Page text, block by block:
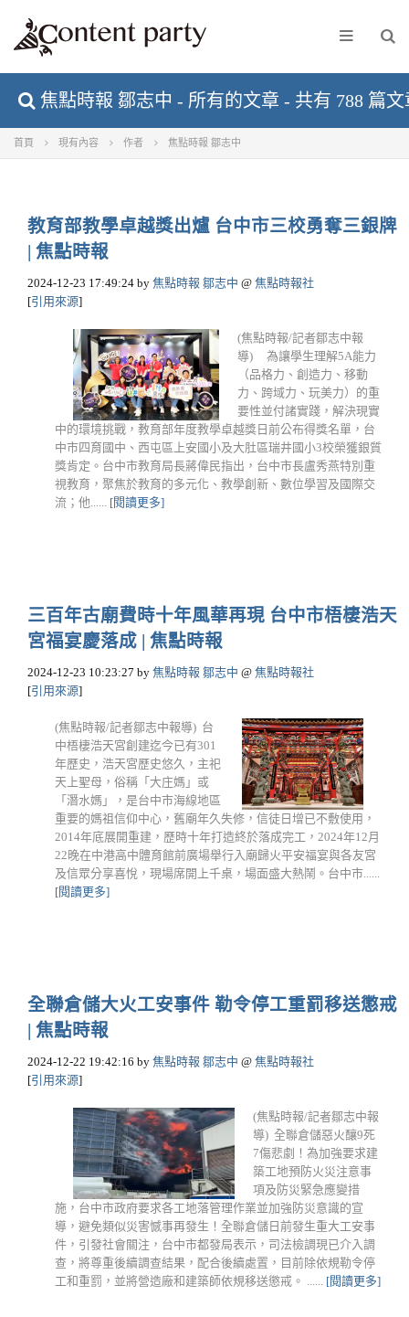
焦點時報 鄒志中 - 所有的文章 - 共有 788 篇文
首頁 現有內容 作者 焦點時報 鄒志中
教育部教學卓越獎出爐 台中市三校勇奪三銀牌
| 焦點時報
2024-12-23 17:49:24 by 焦點時報 鄒志中 @ 焦點時報社
[引用來源]
(焦點時報/記者鄒志中報
導) 為讓學生理解5A能力
（品格力、創造力、移動
力、跨域力、玩美力）的重
要性並付諸實踐，解決現實
中的環境挑戰，教育部年度教學卓越獎日前公布得獎名單，台
中市四育國中、西屯區上安國小及大肚區瑞井國小3校榮獲銀質
獎肯定。台中市教育局長蔣偉民指出，台中市長盧秀燕特別重
視教育，聚焦於教育的多元化、教學創新、數位學習及國際交
流；他...... [閱讀更多]
三百年古廟費時十年風華再現 台中市梧棲浩天
宮福宴慶落成 | 焦點時報
2024-12-23 10:23:27 by 焦點時報 鄒志中 @ 焦點時報社
[引用來源]
(焦點時報/記者鄒志中報導) 台
中梧棲浩天宮創建迄今已有301
年歷史，浩天宮歷史悠久，主祀
天上聖母，俗稱「大庄媽」或
「潛水媽」，是台中市海線地區
重要的媽祖信仰中心，舊廟年久失修，信徒日增已不敷使用，
2014年底展開重建，歷時十年打造終於落成完工，2024年12月
22晚在中港高中體育館前廣場舉行入廟歸火平安福宴與各友宮
及信眾分享喜悅，現場席開上千桌，場面盛大熱鬧。台中市......
[閱讀更多]
全聯倉儲大火工安事件 勒令停工重罰移送懲戒
| 焦點時報
2024-12-22 19:42:16 by 焦點時報 鄒志中 @ 焦點時報社
[引用來源]
(焦點時報/記者鄒志中報
導) 全聯倉儲惡火釀9死
7傷悲劇！為加強要求建
築工地預防火災注意事
項及防災緊急應變措
施，台中市政府要求各工地落管理作業並加強防災意識的宣
導，避免類似災害憾事再發生！全聯倉儲日前發生重大工安事
件，引發社會關注，台中市都發局表示，司法檢調現已介入調
查，將尊重後續調查結果，配合後續處置，目前除依規勒令停
工和重罰，並將營造廠和建築師依規移送懲戒。 ...... [閱讀更多]